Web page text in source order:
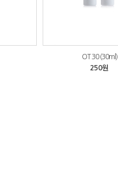
OT 30 (30ml)
250원